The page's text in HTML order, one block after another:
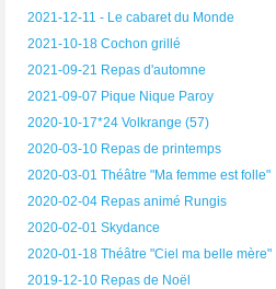
2021-12-11 - Le cabaret du Monde
2021-10-18 Cochon grillé
2021-09-21 Repas d'automne
2021-09-07 Pique Nique Paroy
2020-10-17*24 Volkrange (57)
2020-03-10 Repas de printemps
2020-03-01 Théâtre "Ma femme est folle"
2020-02-04 Repas animé Rungis
2020-02-01 Skydance
2020-01-18 Théâtre "Ciel ma belle mère"
2019-12-10 Repas de Noël